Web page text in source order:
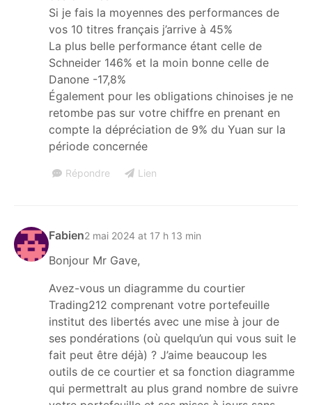
Si je fais la moyennes des performances de
vos 10 titres français j’arrive à 45%
La plus belle performance étant celle de
Schneider 146% et la moin bonne celle de
Danone -17,8%
Également pour les obligations chinoises je ne
retombe pas sur votre chiffre en prenant en
compte la dépréciation de 9% du Yuan sur la
période concernée
Répondre Lien
Fabien2 mai 2024 at 17 h 13 min
Bonjour Mr Gave,
Avez-vous un diagramme du courtier
Trading212 comprenant votre portefeuille
institut des libertés avec une mise à jour de
ses pondérations (où quelqu’un qui vous suit le
fait peut être déjà) ? J’aime beaucoup les
outils de ce courtier et sa fonction diagramme
qui permettralt au plus grand nombre de suivre